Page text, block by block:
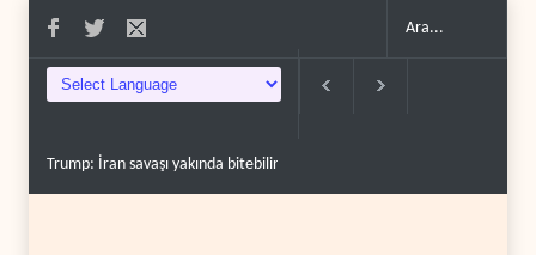
yakında bitebilir, ABD silah stoklar�..